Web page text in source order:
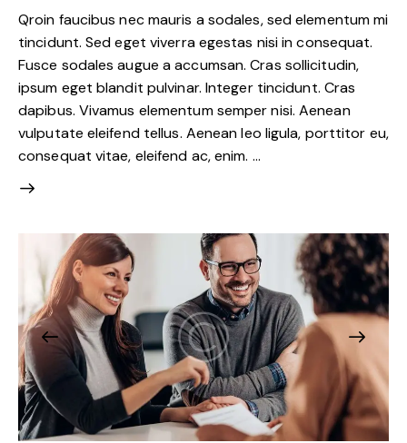
Qroin faucibus nec mauris a sodales, sed elementum mi
tincidunt. Sed eget viverra egestas nisi in consequat.
Fusce sodales augue a accumsan. Cras sollicitudin,
ipsum eget blandit pulvinar. Integer tincidunt. Cras
dapibus. Vivamus elementum semper nisi. Aenean
vulputate eleifend tellus. Aenean leo ligula, porttitor eu,
consequat vitae, eleifend ac, enim. …